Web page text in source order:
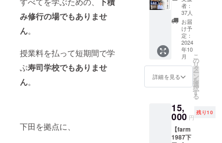
み修行の場でもありませ
ん。
授業料を払って短期間で学
ぶ寿司学校でもありませ
ん。
下田を拠点に、
度数：
15度以
上16度
未満 使
用米：
静岡県
産黄金
晴 精米
70％ 日
本酒
保存方
法：常
温 ❸黒
船マ
シュー
フにク
ラウド
ファン
ディン
グで支
援をし
た旨を
お声掛
けくだ
さい。
302 住
所：静
岡県下
田市三
丁目
フにク
ラウド
ファン
ディン
グで支
援をし
た旨を
お声掛
けくだ
さい。
術向上
のため
非たく
さん食
美松で
のお食
事券2人
前分と
してご
利用い
ただけ
ます。
・クラ
ウド
ファン
用、特
上握り
又は地
魚握り
のどち
者：
37人
お届
け予
定：
2024
年10
月
詳細を見る
こ
の
リ
タ
ー
ン
を
選
択
す
る
15,
000 円
残り10
【farm
1987下